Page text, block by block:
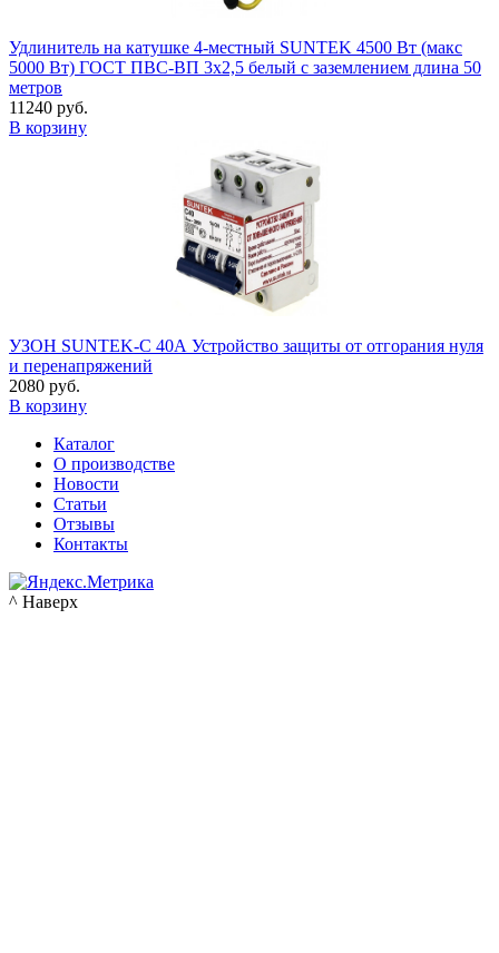
Удлинитель на катушке 4-местный SUNTEK 4500 Вт (макс
5000 Вт) ГОСТ ПВС-ВП 3х2,5 белый с заземлением длина 50
метров
11240 руб.
В корзину
УЗОН SUNTEK-C 40А Устройство защиты от отгорания нуля
и перенапряжений
2080 руб.
В корзину
Каталог
О производстве
Новости
Статьи
Отзывы
Контакты
^ Наверх